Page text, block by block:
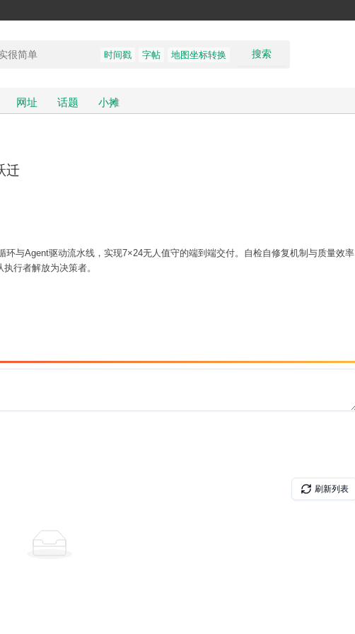
搜索
时间戳 字帖 地图坐标转换
网址 话题 小摊
迁
环与Agent驱动流水线，实现7×24无人值守的端到端交付。自检自修复机制与质量效率
行者解放为决策者。